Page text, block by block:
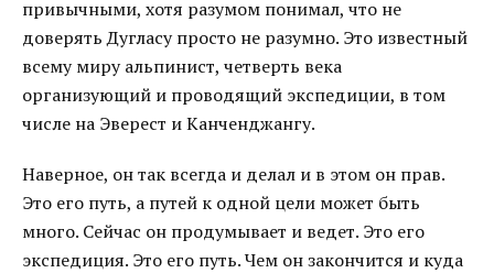
привычными, хотя разумом понимал, что не
доверять Дугласу просто не разумно. Это известный
всему миру альпинист, четверть века
организующий и проводящий экспедиции, в том
числе на Эверест и Канченджангу.
Наверное, он так всегда и делал и в этом он прав.
Это его путь, а путей к одной цели может быть
много. Сейчас он продумывает и ведет. Это его
экспедиция. Это его путь. Чем он закончится и куда